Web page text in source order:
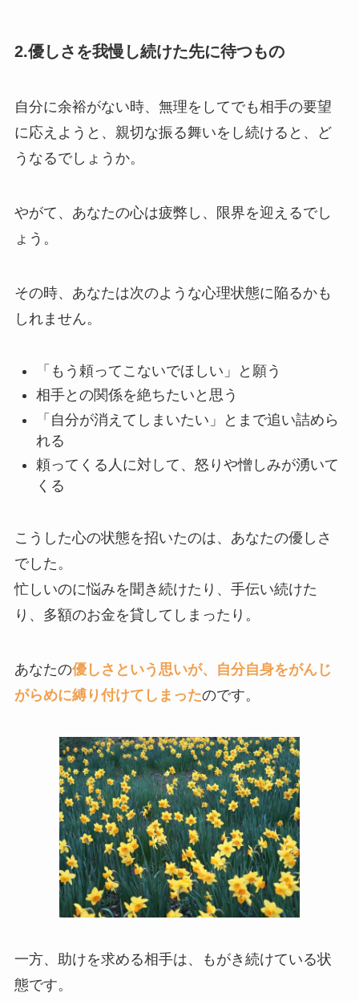
2.優しさを我慢し続けた先に待つもの
自分に余裕がない時、無理をしてでも相手の要望
に応えようと、親切な振る舞いをし続けると、ど
うなるでしょうか。
やがて、あなたの心は疲弊し、限界を迎えるでし
ょう。
その時、あなたは次のような心理状態に陥るかも
しれません。
「もう頼ってこないでほしい」と願う
相手との関係を絶ちたいと思う
「自分が消えてしまいたい」とまで追い詰めら
れる
頼ってくる人に対して、怒りや憎しみが湧いて
くる
こうした心の状態を招いたのは、あなたの優しさ
でした。
忙しいのに悩みを聞き続けたり、手伝い続けた
り、多額のお金を貸してしまったり。
あなたの優しさという思いが、自分自身をがんじ
がらめに縛り付けてしまったのです。
一方、助けを求める相手は、もがき続けている状
態です。